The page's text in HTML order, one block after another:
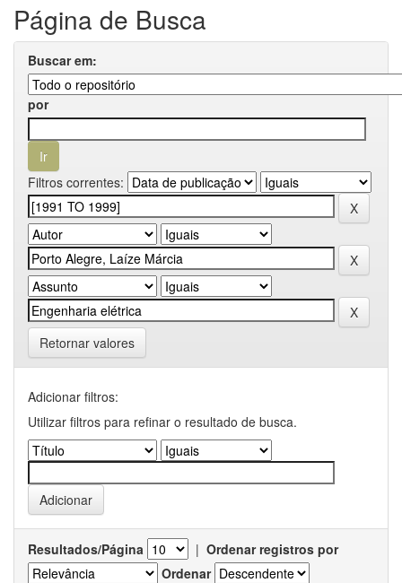
Página de Busca
Buscar em:
por
Filtros correntes:
Retornar valores
Adicionar filtros:
Utilizar filtros para refinar o resultado de busca.
Resultados/Página | Ordenar registros por
Ordenar